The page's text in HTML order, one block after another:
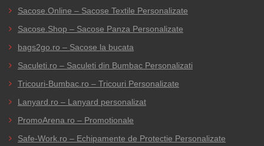
Sacose.Online – Sacose Textile Personalizate
Sacose.Shop – Sacose Panza Personalizate
bags2go.ro – Sacose la bucata
Saculeti.ro – Saculeti din Bumbac Personalizati
Tricouri-Bumbac.ro – Tricouri Personalizate
Lanyard.ro – Lanyard personalizat
PromoArena.ro – Promotionale
Safe-Work.ro – Echipamente de Protectie Personalizate